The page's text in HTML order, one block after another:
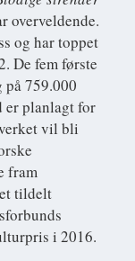
overveldende.
og har toppet
De fem første
på 759.000
er planlagt for
vil bli
fram
tildelt
i 2016.